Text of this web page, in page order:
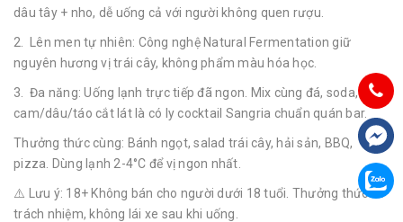
dâu tây + nho, dễ uống cả với người không quen rượu.
2. Lên men tự nhiên: Công nghệ Natural Fermentation giữ
nguyên hương vị trái cây, không phẩm màu hóa học.
3. Đa năng: Uống lạnh trực tiếp đã ngon. Mix cùng đá, soda, 7up,
cam/dâu/táo cắt lát là có ly cocktail Sangria chuẩn quán bar.
Thưởng thức cùng: Bánh ngọt, salad trái cây, hải sản, BBQ,
pizza. Dùng lạnh 2-4°C để vị ngon nhất.
⚠️ Lưu ý: 18+ Không bán cho người dưới 18 tuổi. Thưởng thức có
trách nhiệm, không lái xe sau khi uống.